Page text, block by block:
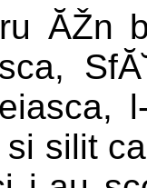
ĂŽn
silit